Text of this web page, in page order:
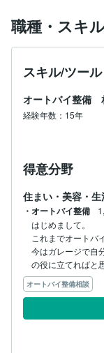
職種・スキ
スキル/ツール
オートバイ整備
経験年数：15年
得意分野
住まい・美容・
・オートバイ整備
はじめまして。
これまでオートバ
今はガレージで自
の役に立てればと
オートバイ整備相談